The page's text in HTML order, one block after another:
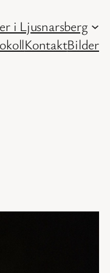
i Ljusnarsberg
KontaktBilder